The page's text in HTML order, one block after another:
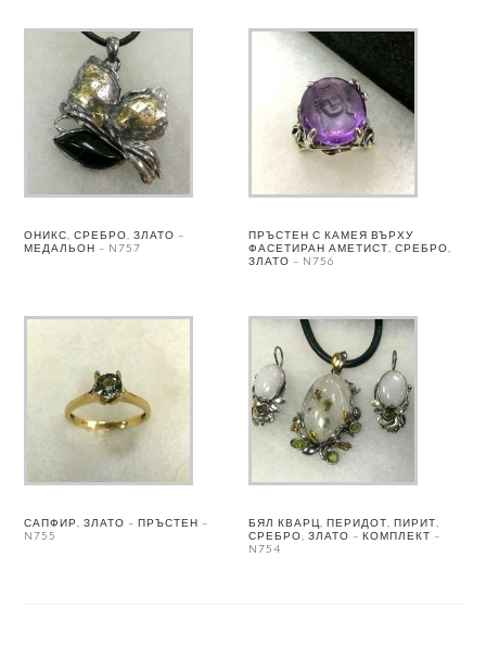
ОНИКС, СРЕБРО, ЗЛАТО –
МЕДАЛЬОН – N757
ПРЪСТЕН С КАМЕЯ ВЪРХУ
ФАСЕТИРАН АМЕТИСТ, СРЕБРО,
ЗЛАТО – N756
САПФИР, ЗЛАТО – ПРЪСТЕН –
N755
БЯЛ КВАРЦ, ПЕРИДОТ, ПИРИТ,
СРЕБРО, ЗЛАТО – КОМПЛЕКТ –
N754